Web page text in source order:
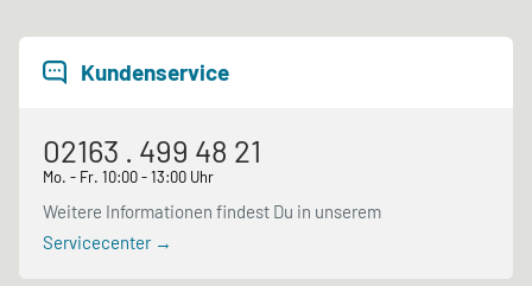
Kundenservice
02163 . 499 48 21
Mo. - Fr. 10:00 - 13:00 Uhr
Weitere Informationen findest Du in unserem
Servicecenter →